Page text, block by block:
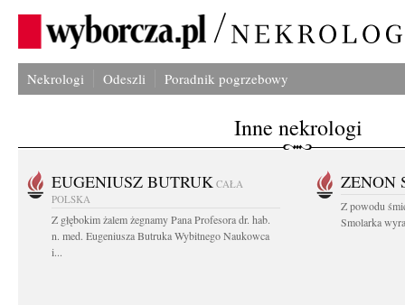
Nekrologi Odeszli Poradnik pogrzebowy
Inne nekrologi
EUGENIUSZ BUTRUK CAŁA
POLSKA
Z głębokim żalem żegnamy Pana Profesora dr. hab.
n. med. Eugeniusza Butruka Wybitnego Naukowca
i...
ZENON
Z powodu
Smolarka